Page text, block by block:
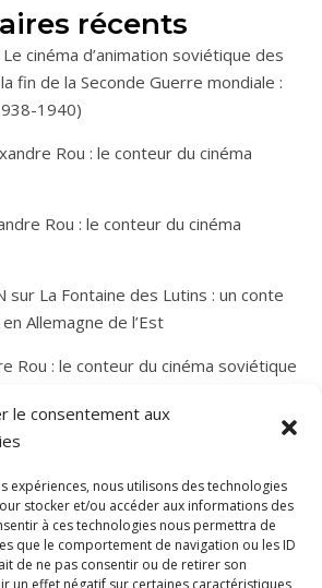
le consentement aux
expériences, nous utilisons des technologies
stocker et/ou accéder aux informations des
à ces technologies nous permettra de
que le comportement de navigation ou les ID
de ne pas consentir ou de retirer son
un effet négatif sur certaines caractéristiques
récents
Le cinéma d’animation soviétique des
fin de la Seconde Guerre mondiale :
1940)
Rou : le conteur du cinéma
Rou : le conteur du cinéma
sur La Fontaine des Lutins : un conte
Allemagne de l’Est
Rou : le conteur du cinéma soviétique